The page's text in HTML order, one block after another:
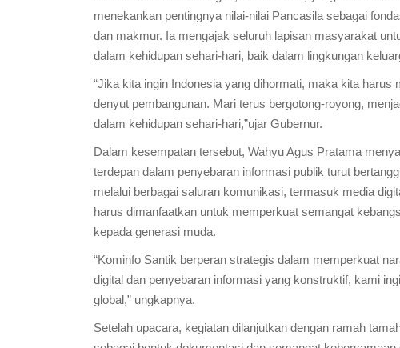
menekankan pentingnya nilai-nilai Pancasila sebagai
dan makmur. Ia mengajak seluruh lapisan masyarakat
dalam kehidupan sehari-hari, baik dalam lingkungan
“Jika kita ingin Indonesia yang dihormati, maka kita
denyut pembangunan. Mari terus bergotong-royong,
dalam kehidupan sehari-hari,”ujar Gubernur.
Dalam kesempatan tersebut, Wahyu Agus Pratama
terdepan dalam penyebaran informasi publik turut
melalui berbagai saluran komunikasi, termasuk media
harus dimanfaatkan untuk memperkuat semangat
kepada generasi muda.
“Kominfo Santik berperan strategis dalam memperkuat
digital dan penyebaran informasi yang konstruktif, kami
global,” ungkapnya.
Setelah upacara, kegiatan dilanjutkan dengan ramah